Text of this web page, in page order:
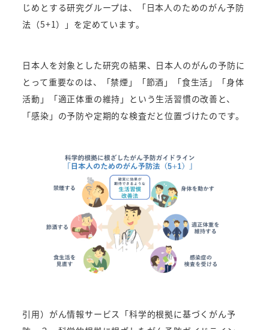
じめとする研究グループは、「日本人のためのがん予防
法（5+1）」を定めています。
日本人を対象とした研究の結果、日本人のがんの予防に
とって重要なのは、「禁煙」「節酒」「食生活」「身体
活動」「適正体重の維持」という生活習慣の改善と、
「感染」の予防や定期的な検査だと位置づけたのです。
引用）がん情報サービス「科学的根拠に基づくがん予